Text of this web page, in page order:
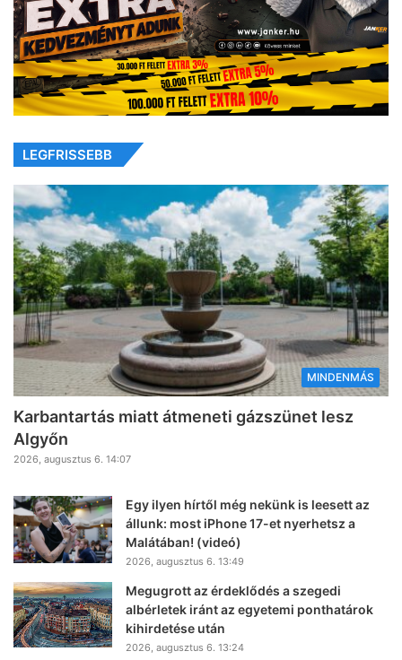
LEGFRISSEBB
MINDENMÁS
Karbantartás miatt átmeneti gázszünet lesz
Algyőn
2026, augusztus 6. 14:07
Egy ilyen hírtől még nekünk is leesett az
állunk: most iPhone 17-et nyerhetsz a
Malátában! (videó)
2026, augusztus 6. 13:49
Megugrott az érdeklődés a szegedi
albérletek iránt az egyetemi ponthatárok
kihirdetése után
2026, augusztus 6. 13:24